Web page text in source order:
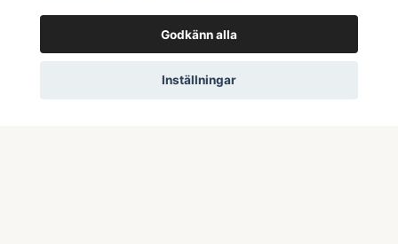
Prenumerera
Godkänn alla
Inställningar